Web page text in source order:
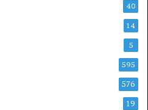
40
14
5
595
576
19